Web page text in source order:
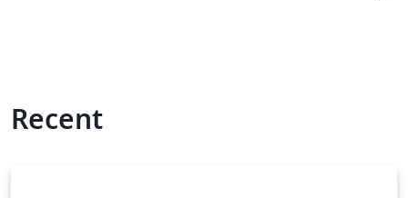
Recent